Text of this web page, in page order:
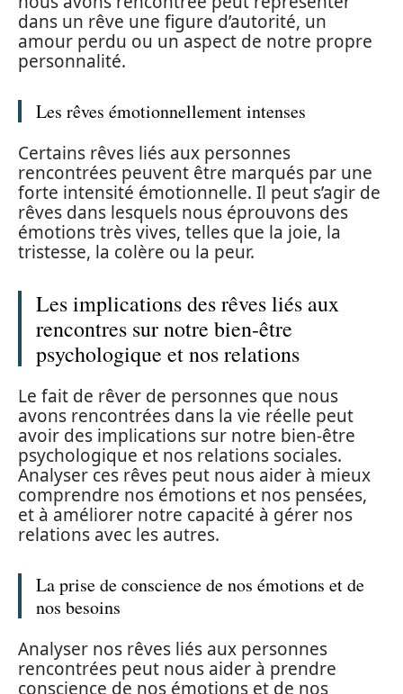
dans un rêve une figure d’autorité, un
amour perdu ou un aspect de notre propre
personnalité.
Les rêves émotionnellement intenses
Certains rêves liés aux personnes
rencontrées peuvent être marqués par une
forte intensité émotionnelle. Il peut s’agir de
rêves dans lesquels nous éprouvons des
émotions très vives, telles que la joie, la
tristesse, la colère ou la peur.
Les implications des rêves liés aux
rencontres sur notre bien-être
psychologique et nos relations
Le fait de rêver de personnes que nous
avons rencontrées dans la vie réelle peut
avoir des implications sur notre bien-être
psychologique et nos relations sociales.
Analyser ces rêves peut nous aider à mieux
comprendre nos émotions et nos pensées,
et à améliorer notre capacité à gérer nos
relations avec les autres.
La prise de conscience de nos émotions et de
nos besoins
Analyser nos rêves liés aux personnes
rencontrées peut nous aider à prendre
conscience de nos émotions et de nos